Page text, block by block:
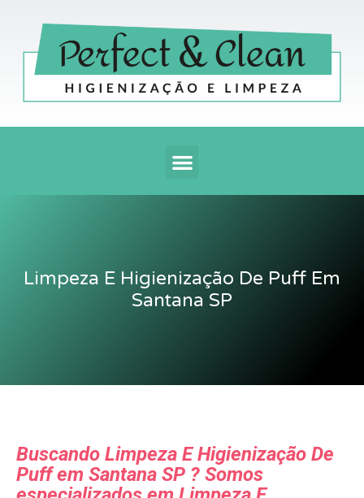
conteúdo
Menu
Limpeza E Higienização De Puff Em
Santana SP
Buscando Limpeza E Higienização De
Puff em Santana SP ? Somos